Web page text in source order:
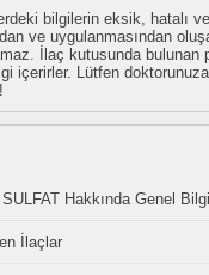
bilgilerin eksik, hatalı
ve uygulanmasından
İlaç kutusunda bulunan
içerirler. Lütfen
Hakkında Genel Bilgi
İlaçlar